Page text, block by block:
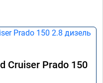
Cruiser Prado 150